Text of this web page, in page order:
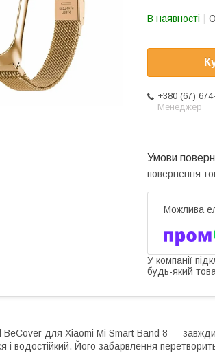
В наявності
+380 (67)
Менеджер
повернення
У компанії
будь-який
BeCover для Xiaomi Mi Smart Band 8 —
і водостійкий. Його забарвлення